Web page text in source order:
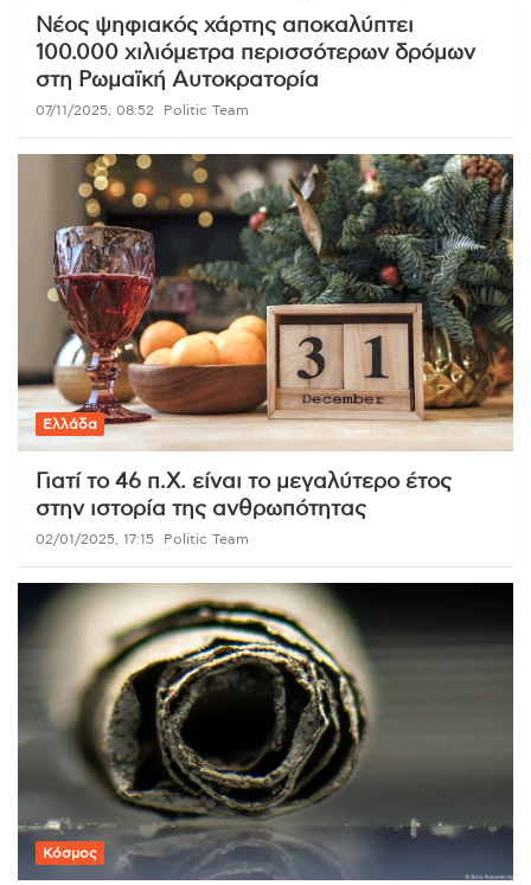
Νέος ψηφιακός χάρτης αποκαλύπτει
100.000 χιλιόμετρα περισσότερων δρόμων
στη Ρωμαϊκή Αυτοκρατορία
07/11/2025, 08:52 Politic Team
Ελλάδα
Γιατί το 46 π.Χ. είναι το μεγαλύτερο έτος
στην ιστορία της ανθρωπότητας
02/01/2025, 17:15 Politic Team
Κόσμος